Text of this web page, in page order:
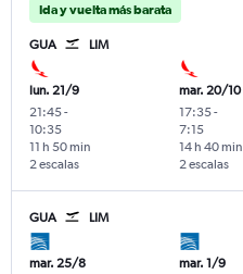
Ida y vuelta más barata
GUA LIM
lun. 21/9
21:45-
10:35
2 escalas
11 h 50 min
mar. 20/10
17:35-
7:15
2 escalas
14 h 40 min
GUA LIM
mar. 25/8
mar. 1/9